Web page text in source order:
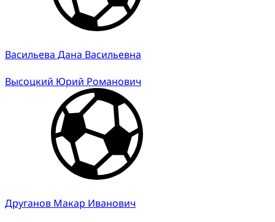
Васильева Дана Васильевна
Высоцкий Юрий Романович
Друганов Макар Иванович